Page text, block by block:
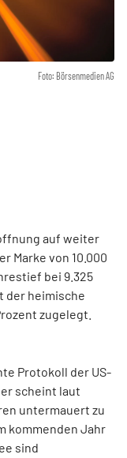
Foto: Börsenmedien AG
auf weiter
Marke von 10.000
bei 9.325
der heimische
zugelegt.
Protokoll der US-
scheint laut
untermauert zu
kommenden Jahr
sind